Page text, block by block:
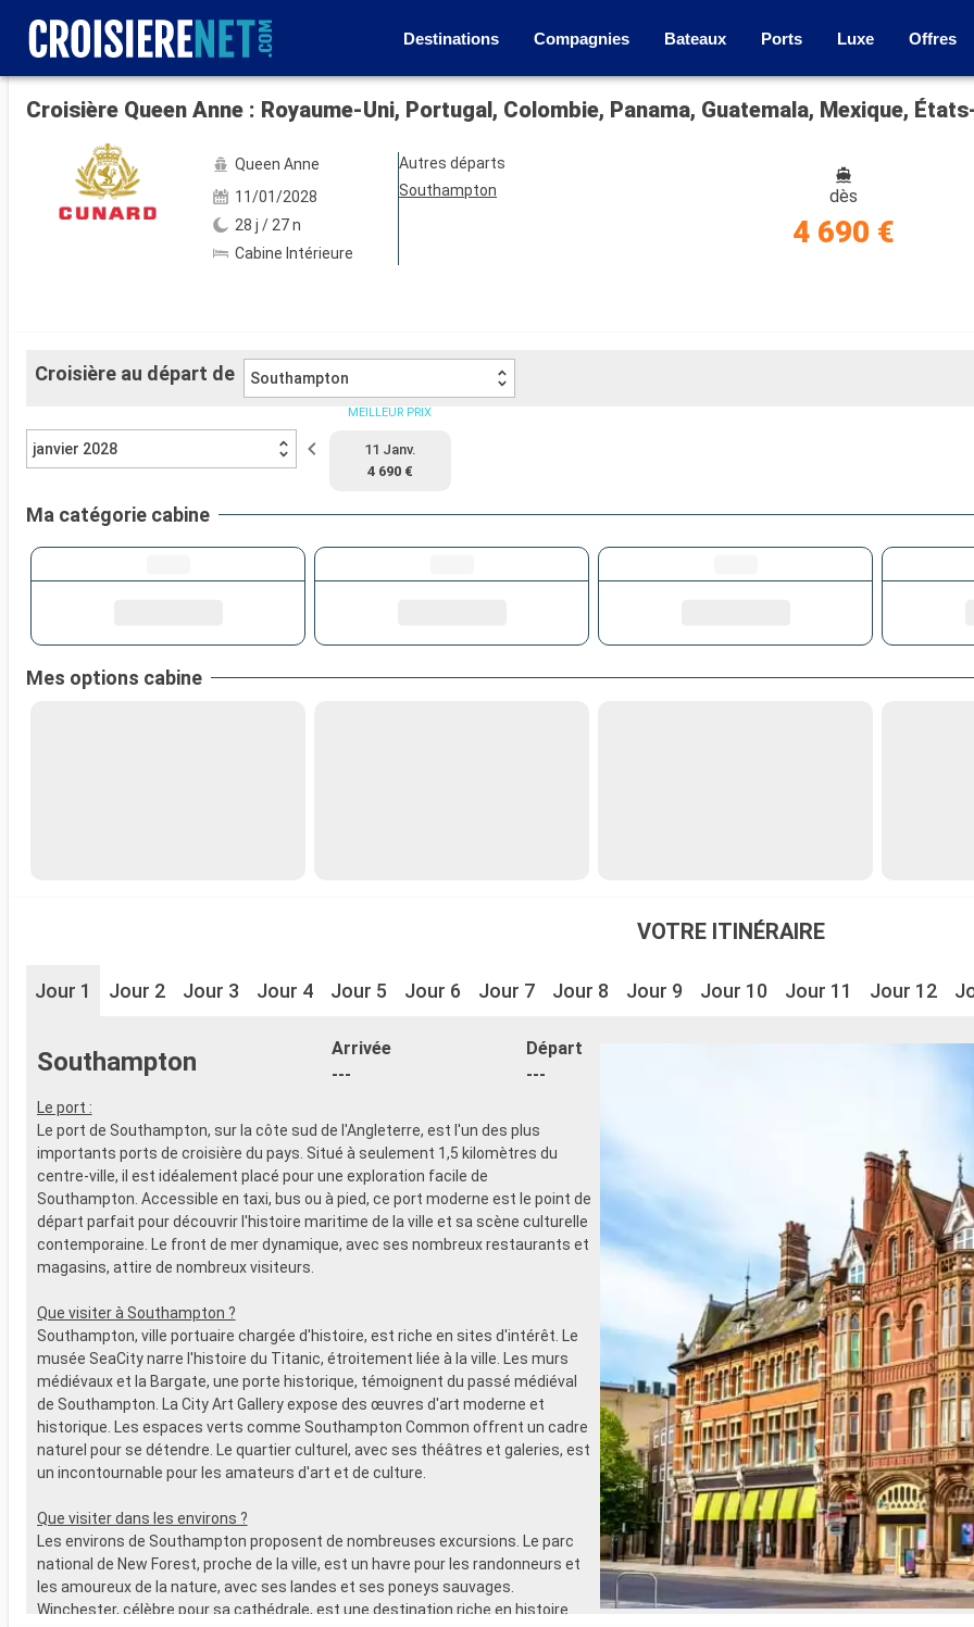
Destinations Compagnies Bateaux Ports Luxe Offres
Voir les 42 autres photos
Croisière Queen Anne : Royaume-Uni, Portugal, Colombie, Panama, Guatemala, Mexique,
Queen Anne
11/01/2028
28 j / 27 n
Cabine Intérieure
Autres départs
Southampton
dès
4 690 €
Croisière au départ de Southampton
janvier 2028
MEILLEUR PRIX
11 Janv.
4 690 €
Ma catégorie cabine
Mes options cabine
VOTRE ITINÉRAIRE
Jour 1 Jour 2 Jour 3 Jour 4 Jour 5 Jour 6 Jour 7 Jour 8 Jour 9 Jour 10 Jour 11 Jour 12
Southampton
Arrivée
---
Départ
---
Le port :
Le port de Southampton, sur la côte sud de l'Angleterre, est l'un des plus
importants ports de croisière du pays. Situé à seulement 1,5 kilomètres du
centre-ville, il est idéalement placé pour une exploration facile de
Southampton. Accessible en taxi, bus ou à pied, ce port moderne est le point de
départ parfait pour découvrir l'histoire maritime de la ville et sa scène culturelle
contemporaine. Le front de mer dynamique, avec ses nombreux restaurants et
magasins, attire de nombreux visiteurs.
Que visiter à Southampton ?
Southampton, ville portuaire chargée d'histoire, est riche en sites d'intérêt. Le
musée SeaCity narre l'histoire du Titanic, étroitement liée à la ville. Les murs
médiévaux et la Bargate, une porte historique, témoignent du passé médiéval
de Southampton. La City Art Gallery expose des œuvres d'art moderne et
historique. Les espaces verts comme Southampton Common offrent un cadre
naturel pour se détendre. Le quartier culturel, avec ses théâtres et galeries, est
un incontournable pour les amateurs d'art et de culture.
Que visiter dans les environs ?
Les environs de Southampton proposent de nombreuses excursions. Le parc
national de New Forest, proche de la ville, est un havre pour les randonneurs et
les amoureux de la nature, avec ses landes et ses poneys sauvages.
Winchester, célèbre pour sa cathédrale, est une destination riche en histoire.